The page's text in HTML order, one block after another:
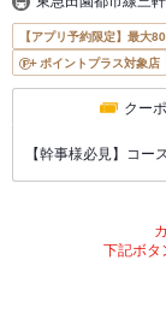
【アプリ予約限定】最大
ポイントプラス対象店
クー
【幹事様必見】コー
下記ボタ